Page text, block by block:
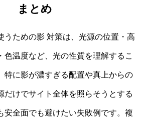
まとめ
うための影 対策は、光源の位置・高
色温度など、光の性質を理解するこ
特に影が濃すぎる配置や真上からの
だけでサイト全体を照らそうとする
安全面でも避けたい失敗例です。複